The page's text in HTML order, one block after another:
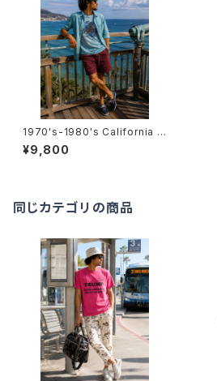
1970's-1980's California T
-Shirts -1970年代～1980年
代 カリフォルニアTシャツ-
¥9,800
同じカテゴリの商品